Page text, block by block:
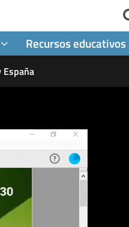
Recursos educativos
España